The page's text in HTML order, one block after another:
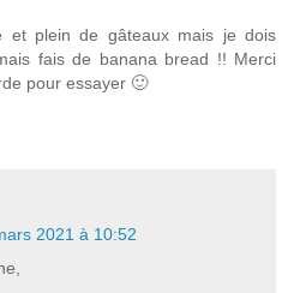
et plein de gâteaux mais je dois
fais de banana bread !! Merci
pour essayer 🙂
2021 à 10:52